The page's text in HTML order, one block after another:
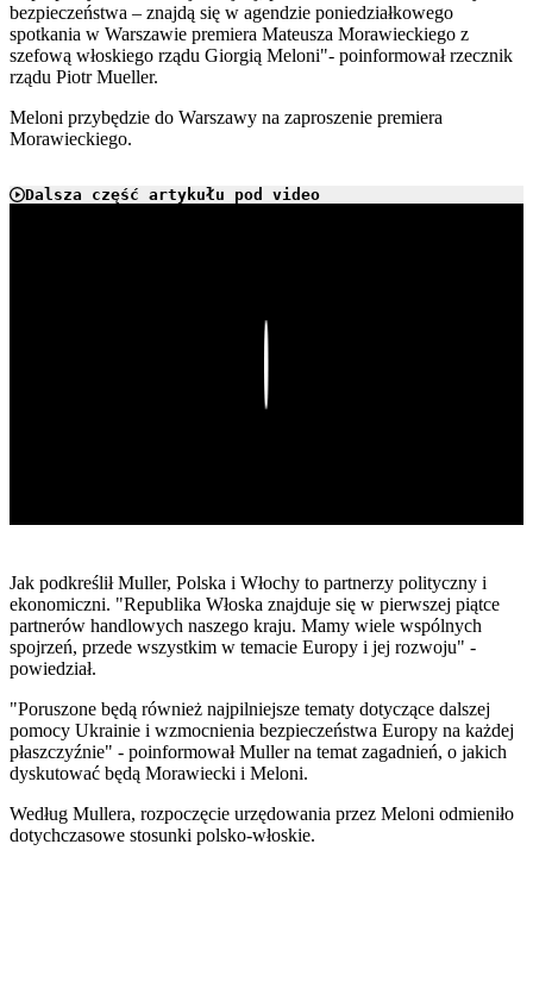
bezpieczeństwa – znajdą się w agendzie poniedziałkowego
spotkania w Warszawie premiera Mateusza Morawieckiego z
szefową włoskiego rządu Giorgią Meloni"- poinformował rzecznik
rządu Piotr Mueller.
Meloni przybędzie do Warszawy na zaproszenie premiera
Morawieckiego.
Dalsza część artykułu pod video
Jak podkreślił Muller, Polska i Włochy to partnerzy polityczny i
ekonomiczni. "Republika Włoska znajduje się w pierwszej piątce
partnerów handlowych naszego kraju. Mamy wiele wspólnych
spojrzeń, przede wszystkim w temacie Europy i jej rozwoju" -
powiedział.
"Poruszone będą również najpilniejsze tematy dotyczące dalszej
pomocy Ukrainie i wzmocnienia bezpieczeństwa Europy na każdej
płaszczyźnie" - poinformował Muller na temat zagadnień, o jakich
dyskutować będą Morawiecki i Meloni.
Według Mullera, rozpoczęcie urzędowania przez Meloni odmieniło
dotychczasowe stosunki polsko-włoskie.